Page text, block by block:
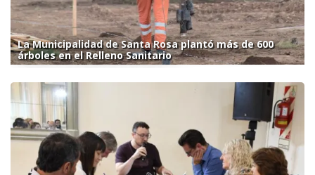
La Municipalidad de Santa Rosa plantó más de 600
árboles en el Relleno Sanitario